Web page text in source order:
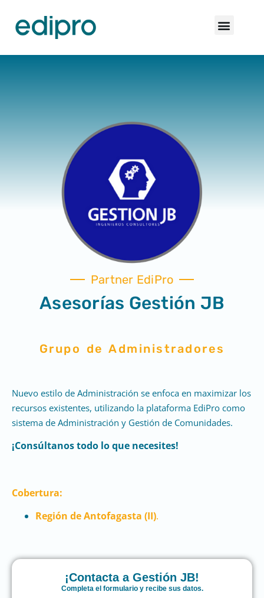
Partner EdiPro
Asesorías Gestión JB
Grupo de Administradores
Nuevo estilo de Administración se enfoca en maximizar los
recursos existentes, utilizando la plataforma EdiPro como
sistema de Administración y Gestión de Comunidades.
¡Consúltanos todo lo que necesites!
Cobertura:
Región de Antofagasta (II).